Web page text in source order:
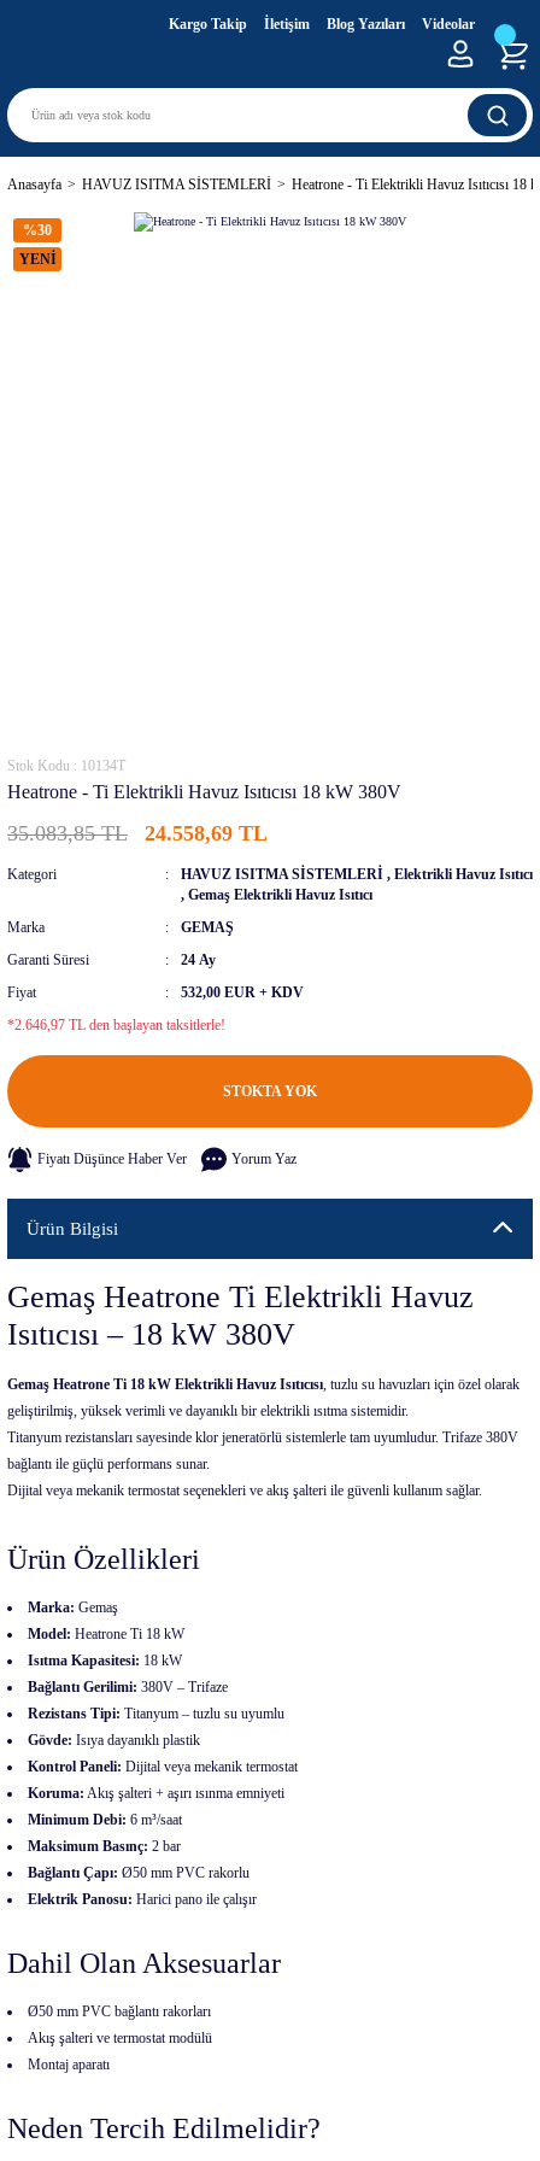
Kargo Takip İletişim Blog Yazıları Videolar
Anasayfa HAVUZ ISITMA SİSTEMLERİ Heatrone - Ti Elektrikli Havuz Isıtıcısı 18
%30
YENİ
Stok Kodu : 10134T
Heatrone - Ti Elektrikli Havuz Isıtıcısı 18 kW 380V
35.083,85 TL 24.558,69 TL
Kategori HAVUZ ISITMA SİSTEMLERİ , Elektrikli Havuz Isıtıcı
, Gemaş Elektrikli Havuz Isıtıcı
Marka
GEMAŞ
Garanti Süresi
24 Ay
Fiyat
532,00 EUR + KDV
*2.646,97 TL den başlayan taksitlerle!
STOKTA YOK
Fiyatı Düşünce Haber Ver Yorum Yaz
Ürün Bilgisi
Gemaş Heatrone Ti Elektrikli Havuz
Isıtıcısı – 18 kW 380V
Gemaş Heatrone Ti 18 kW Elektrikli Havuz Isıtıcısı, tuzlu su havuzları için özel olarak
geliştirilmiş, yüksek verimli ve dayanıklı bir elektrikli ısıtma sistemidir.
Titanyum rezistansları sayesinde klor jeneratörlü sistemlerle tam uyumludur. Trifaze 380V
bağlantı ile güçlü performans sunar.
Dijital veya mekanik termostat seçenekleri ve akış şalteri ile güvenli kullanım sağlar.
Ürün Özellikleri
Marka: Gemaş
Model: Heatrone Ti 18 kW
Isıtma Kapasitesi: 18 kW
Bağlantı Gerilimi: 380V – Trifaze
Rezistans Tipi: Titanyum – tuzlu su uyumlu
Gövde: Isıya dayanıklı plastik
Kontrol Paneli: Dijital veya mekanik termostat
Koruma: Akış şalteri + aşırı ısınma emniyeti
Minimum Debi: 6 m³/saat
Maksimum Basınç: 2 bar
Bağlantı Çapı: Ø50 mm PVC rakorlu
Elektrik Panosu: Harici pano ile çalışır
Dahil Olan Aksesuarlar
Ø50 mm PVC bağlantı rakorları
Akış şalteri ve termostat modülü
Montaj aparatı
Neden Tercih Edilmelidir?